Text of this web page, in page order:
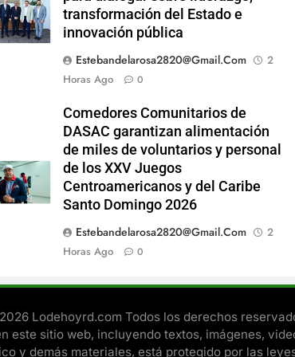
transformación del Estado e
innovación pública
Estebandelarosa2820@gmail.com
2
Horas Ago
0
Comedores Comunitarios de
DASAC garantizan alimentación
de miles de voluntarios y personal
de los XXV Juegos
Centroamericanos y del Caribe
Santo Domingo 2026
Estebandelarosa2820@gmail.com
2
Horas Ago
0
Lodehoyrd.com Todos los derechos
este sitio web, incluyendo textos, imágenes,
y demás materiales, está protegido por las